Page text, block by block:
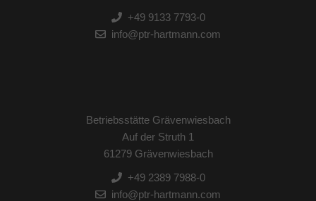
+49 9133 7793-0
info@ptr-hartmann.com
Betriebsstätte Grävenwiesbach
Auf der Struth 1
61279 Grävenwiesbach
+49 2389 7988-0
info@ptr-hartmann.com